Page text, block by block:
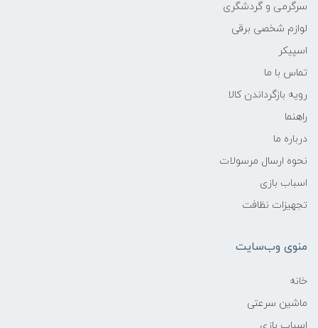
سرگرمی و گردشگری
لوازم شخصی برقی
اسپیکر
تماس با ما
رویه بازگرداندن کالا
راهنما
درباره ما
نحوه ارسال مرسولات
اسباب بازی
تجهیزات نظافت
منوی وب‌سایت
خانه
ماشین سرعتی